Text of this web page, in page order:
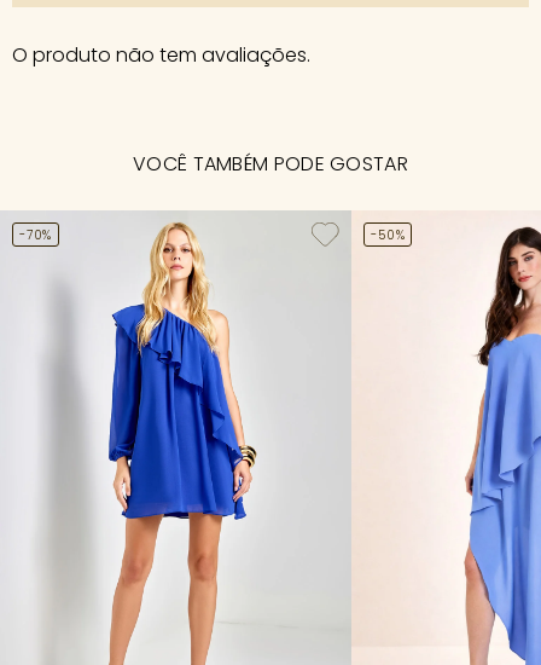
O produto não tem avaliações.
VOCÊ TAMBÉM PODE GOSTAR
-70% -50%